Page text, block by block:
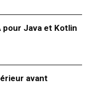
Java et Kotlin
avant